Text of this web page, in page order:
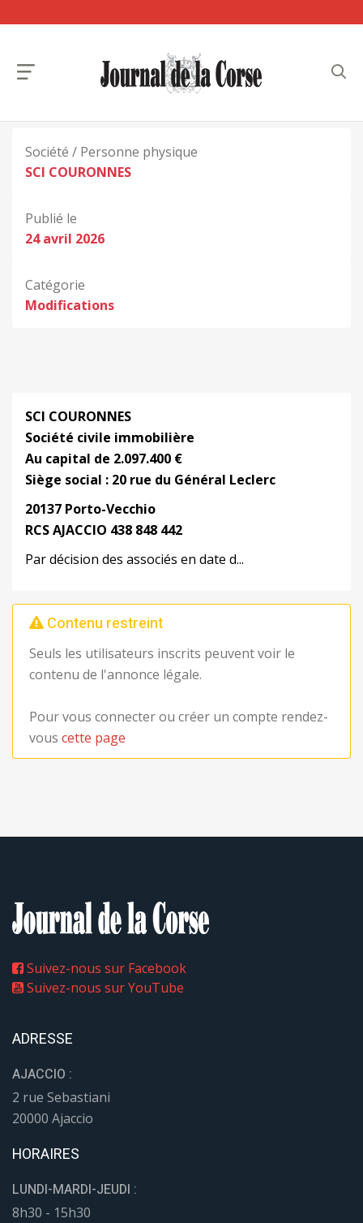
Société / Personne physique
SCI COURONNES
Publié le
24 avril 2026
Catégorie
Modifications
SCI COURONNES
Société civile immobilière
Au capital de 2.097.400 €
Siège social : 20 rue du Général Leclerc
20137 Porto-Vecchio
RCS AJACCIO 438 848 442
Par décision des associés en date d...
Contenu restreint
Seuls les utilisateurs inscrits peuvent voir le
contenu de l'annonce légale.
Pour vous connecter ou créer un compte rendez-
vous cette page
Suivez-nous sur Facebook
Suivez-nous sur YouTube
ADRESSE
AJACCIO :
2 rue Sebastiani
20000 Ajaccio
HORAIRES
LUNDI-MARDI-JEUDI :
8h30 - 15h30